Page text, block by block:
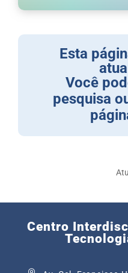
Esta
Você
pesquisa
Centro